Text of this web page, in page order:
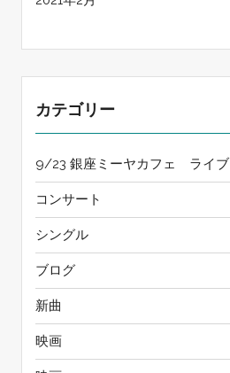
カテゴリー
9/23 銀座ミーヤカフェ ライブ
コンサート
シングル
ブログ
新曲
映画